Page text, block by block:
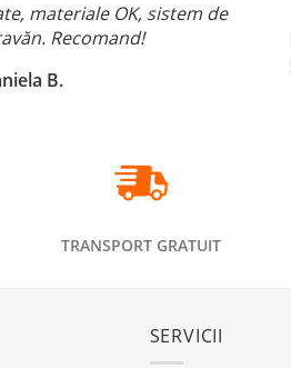
materiale OK, sistem de
Recomand!
B.
TRANSPORT GRATUIT
SERVICII